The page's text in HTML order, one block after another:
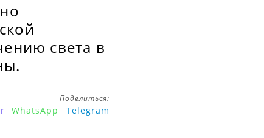
света в
Поделиться:
WhatsApp Telegram